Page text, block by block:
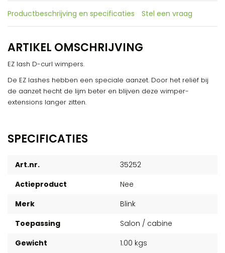
Productbeschrijving en specificaties Stel een vraag
ARTIKEL OMSCHRIJVING
EZ lash D-curl wimpers.
De EZ lashes hebben een speciale aanzet. Door het reliëf bij
de aanzet hecht de lijm beter en blijven deze wimper-
extensions langer zitten.
SPECIFICATIES
Art.nr.
35252
Actieproduct
Nee
Merk
Blink
Toepassing
Salon / cabine
Gewicht
1.00 kgs